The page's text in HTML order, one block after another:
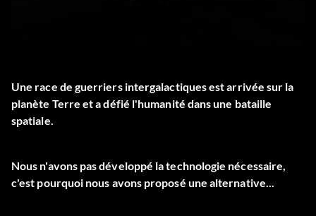
Une race de guerriers intergalactiques est arrivée sur la
planète Terre et a défié l'humanité dans une bataille
spatiale.
Nous n'avons pas développé la technologie nécessaire,
c'est pourquoi nous avons proposé une alternative...